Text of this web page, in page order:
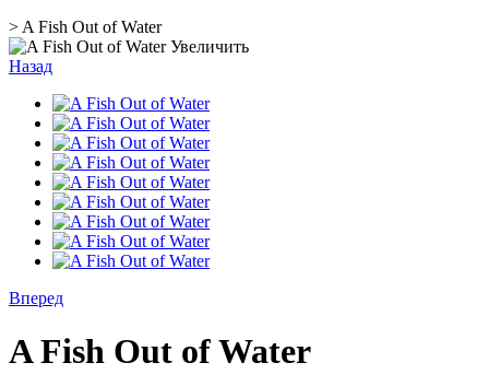
> A Fish Out of Water
Увеличить
Назад
Вперед
A Fish Out of Water